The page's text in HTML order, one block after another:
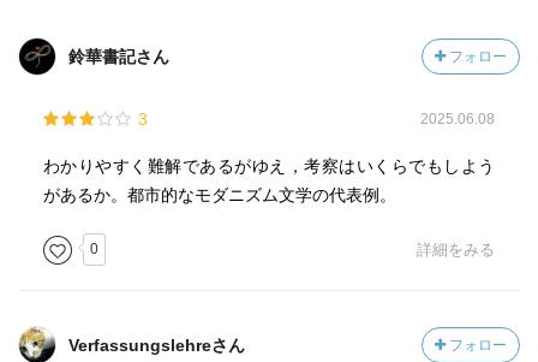
鈴華書記さん フォロー
3 2025.06.08
わかりやすく難解であるがゆえ，考察はいくらでもしよう
があるか。都市的なモダニズム文学の代表例。
0 詳細をみる
Verfassungslehreさん フォロー